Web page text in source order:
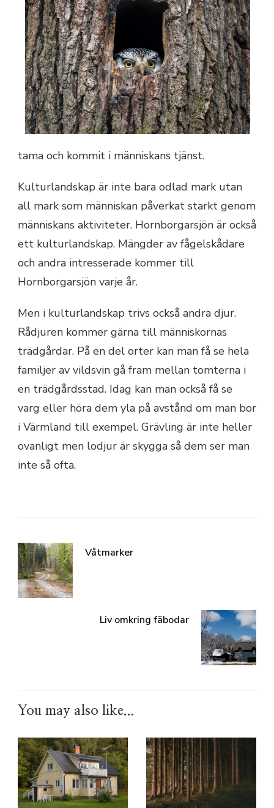
tama och kommit i människans tjänst.
Kulturlandskap är inte bara odlad mark utan
all mark som människan påverkat starkt genom
människans aktiviteter. Hornborgarsjön är också
ett kulturlandskap. Mängder av fågelskådare
och andra intresserade kommer till
Hornborgarsjön varje år.
Men i kulturlandskap trivs också andra djur.
Rådjuren kommer gärna till människornas
trädgårdar. På en del orter kan man få se hela
familjer av vildsvin gå fram mellan tomterna i
en trädgårdsstad. Idag kan man också få se
varg eller höra dem yla på avstånd om man bor
i Värmland till exempel. Grävling är inte heller
ovanligt men lodjur är skygga så dem ser man
inte så ofta.
Våtmarker
Liv omkring fäbodar
You may also like...